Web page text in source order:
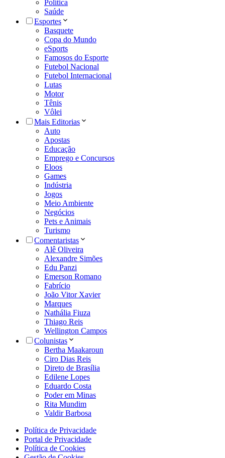
Política
Saúde
Esportes
Basquete
Copa do Mundo
eSports
Famosos do Esporte
Futebol Nacional
Futebol Internacional
Lutas
Motor
Tênis
Vôlei
Mais Editorias
Auto
Apostas
Educação
Emprego e Concursos
Eloos
Games
Indústria
Jogos
Meio Ambiente
Negócios
Pets e Animais
Turismo
Comentaristas
Alê Oliveira
Alexandre Simões
Edu Panzi
Emerson Romano
Fabrício
João Vitor Xavier
Marques
Nathália Fiuza
Thiago Reis
Wellington Campos
Colunistas
Bertha Maakaroun
Ciro Dias Reis
Direto de Brasília
Edilene Lopes
Eduardo Costa
Poder em Minas
Rita Mundim
Valdir Barbosa
Política de Privacidade
Portal de Privacidade
Política de Cookies